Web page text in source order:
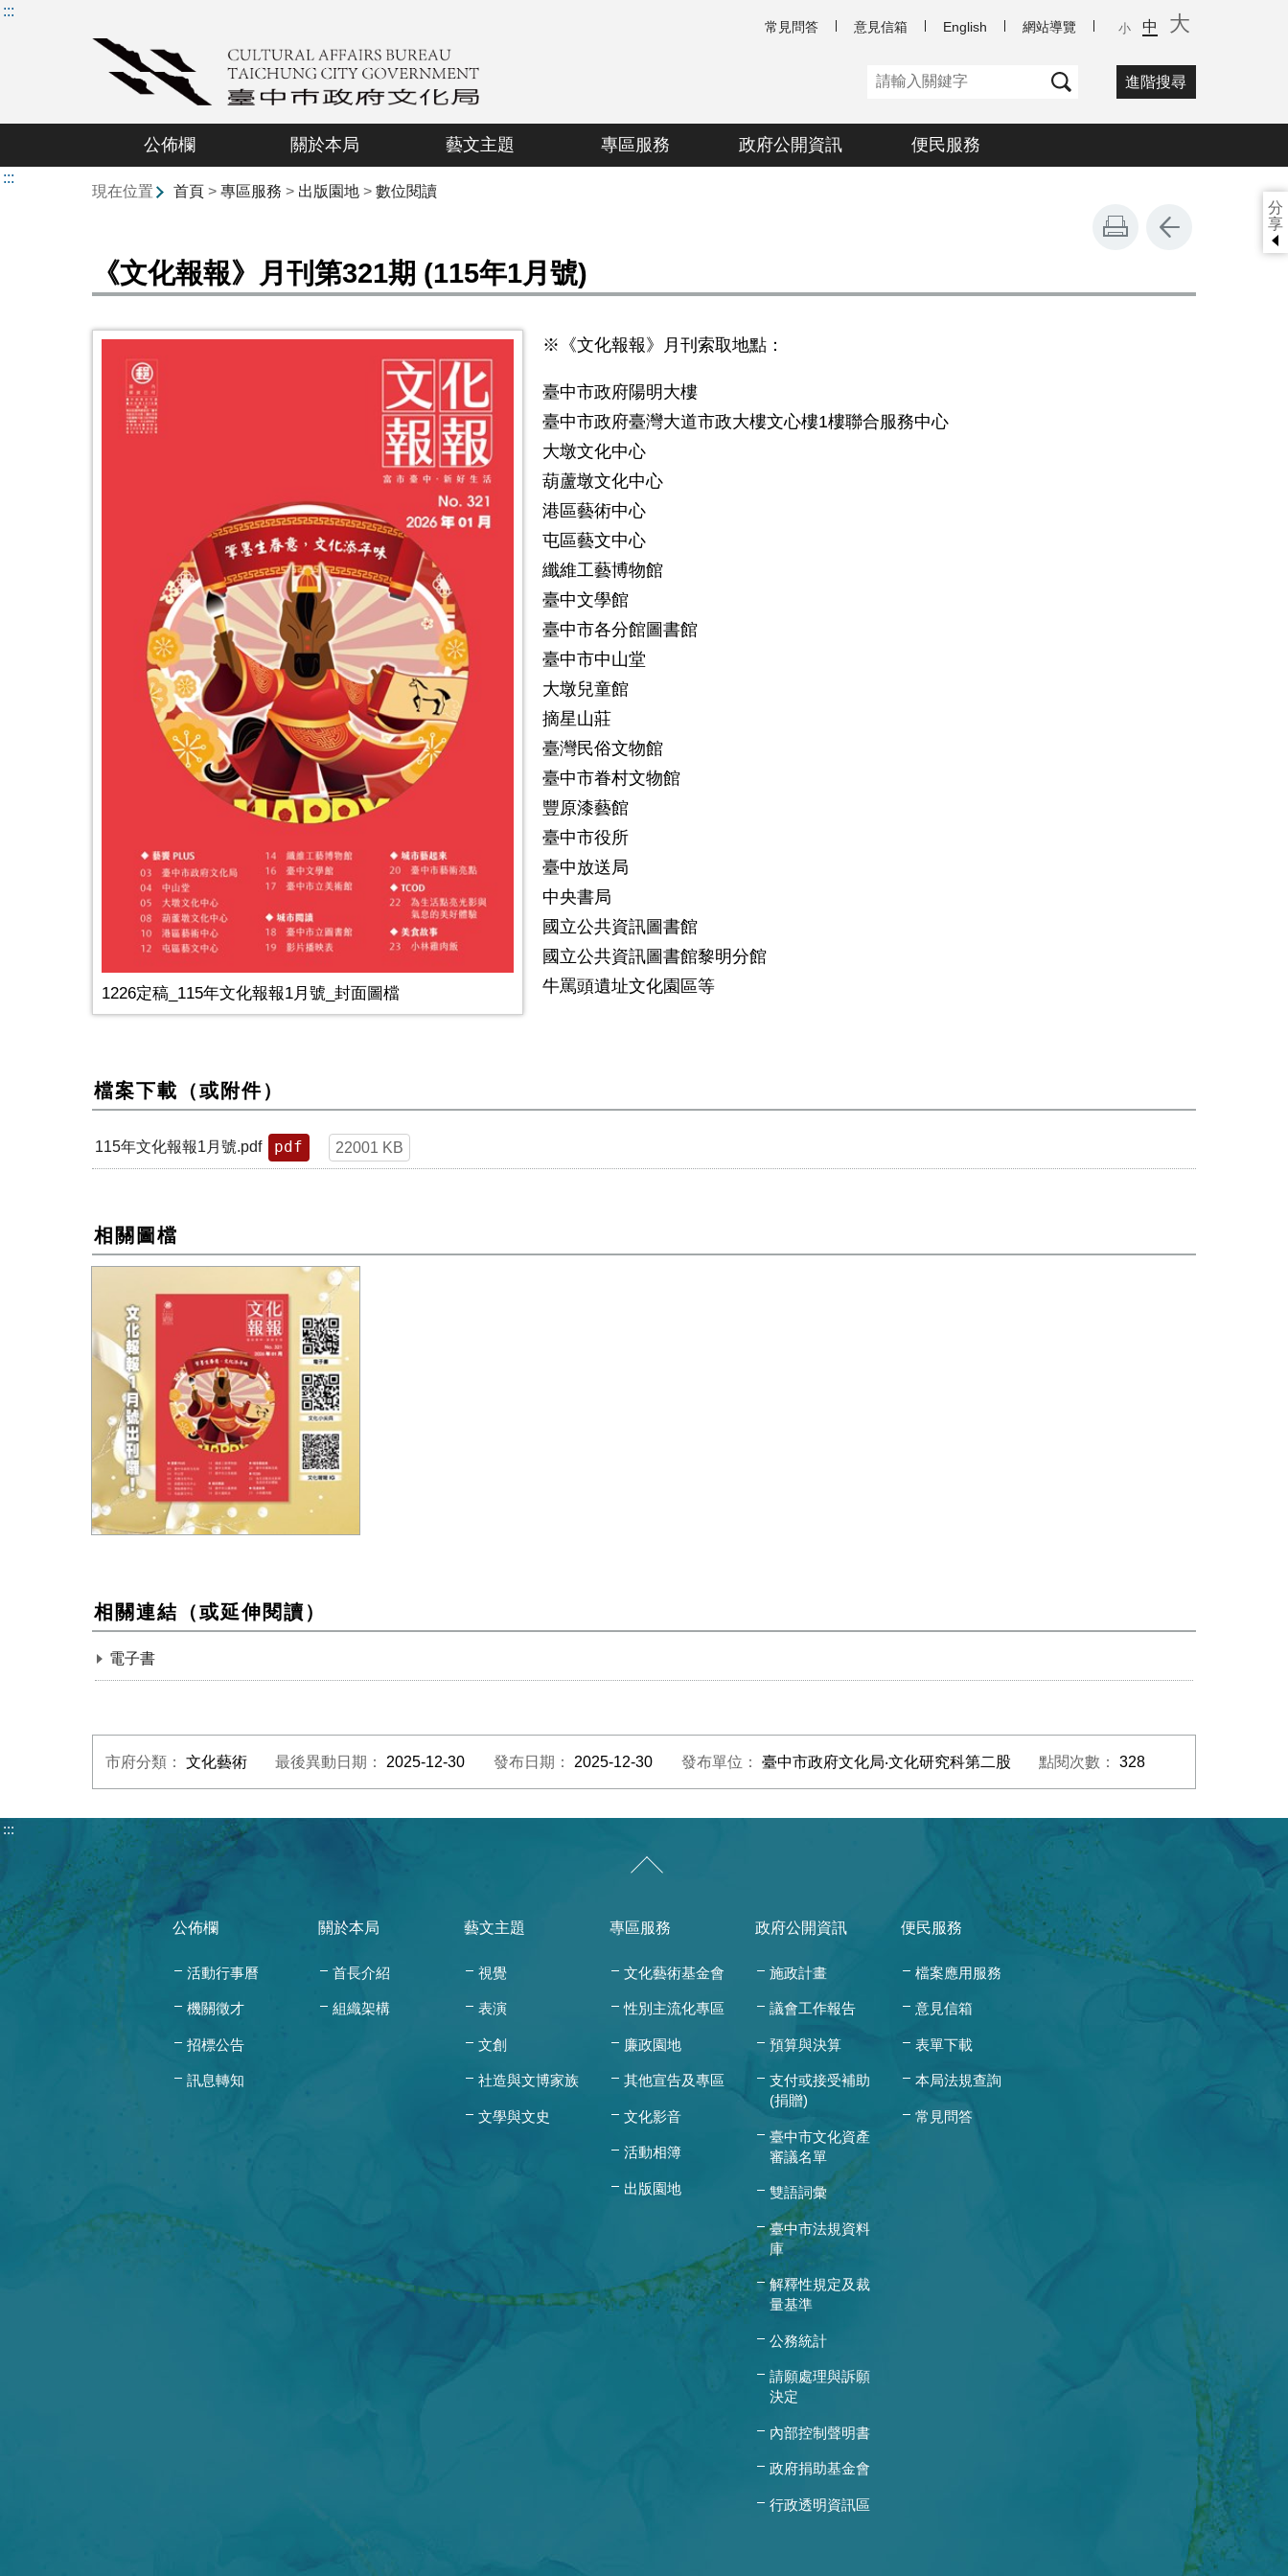
:::
常見問答 意見信箱 English 網站導覽 小 中 大
進階搜尋
公佈欄 關於本局 藝文主題 專區服務 政府公開資訊 便民服務
:::
現在位置
首頁> 專區服務 > 出版園地> 數位閱讀
分
享
《文化報報》月刊第321期 (115年1月號)
1226定稿_115年文化報報1月號_封面圖檔
※《文化報報》月刊索取地點：
臺中市政府陽明大樓
臺中市政府臺灣大道市政大樓文心樓1樓聯合服務中心
大墩文化中心
葫蘆墩文化中心
港區藝術中心
屯區藝文中心
纖維工藝博物館
臺中文學館
臺中市各分館圖書館
臺中市中山堂
大墩兒童館
摘星山莊
臺灣民俗文物館
臺中市眷村文物館
豐原漆藝館
臺中市役所
臺中放送局
中央書局
國立公共資訊圖書館
國立公共資訊圖書館黎明分館
牛罵頭遺址文化園區等
檔案下載（或附件）
115年文化報報1月號.pdf pdf 22001 KB
相關圖檔
相關連結（或延伸閱讀）
電子書
市府分類： 文化藝術 最後異動日期： 2025-12-30 發布日期： 2025-12-30 發布單位： 臺中市政府文化局‧文化研究科第二股 點閱次數：328
:::
公佈欄
活動行事曆
機關徵才
招標公告
訊息轉知
關於本局
首長介紹
組織架構
藝文主題
視覺
表演
文創
社造與文博家族
文學與文史
專區服務
文化藝術基金會
性別主流化專區
廉政園地
其他宣告及專區
文化影音
活動相簿
出版園地
政府公開資訊
施政計畫
議會工作報告
預算與決算
支付或接受補助
(捐贈)
臺中市文化資產
審議名單
雙語詞彙
臺中市法規資料
庫
解釋性規定及裁
量基準
公務統計
請願處理與訴願
決定
內部控制聲明書
政府捐助基金會
行政透明資訊區
便民服務
檔案應用服務
意見信箱
表單下載
本局法規查詢
常見問答